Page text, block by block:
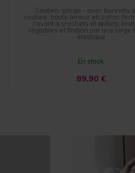
Soutien-gorge - avec bonnets
couture, haute teneur en coton,
l'avant à crochets et œillets,
réglables et finition par une large
élastique
En stock
89,90 €